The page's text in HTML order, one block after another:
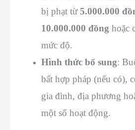
bị phạt từ5.000.000
10.000.000 đồng hoặc
mức độ.
Hình thức bổ sung:
bất hợp pháp (nếu có),
gia đình, địa phương
một số hoạt động.